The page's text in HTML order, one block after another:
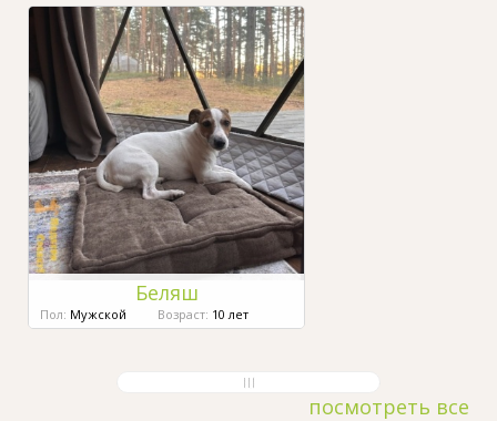
Беляш
Пол: Мужской Возраст: 10 лет
посмотреть все